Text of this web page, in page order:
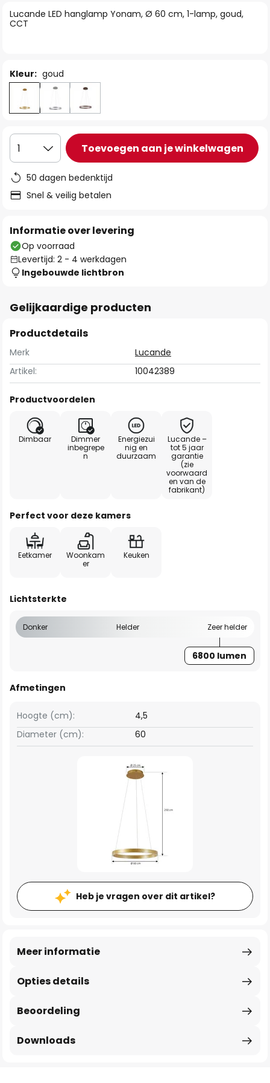
de
afbeeldingen-
Lucande LED hanglamp Yonam, Ø 60 cm, 1-lamp, goud,
CCT
Kleur: goud
1 Toevoegen aan je winkelwagen
50 dagen bedenktijd
Snel & veilig betalen
Informatie over levering
Op voorraad
Levertijd: 2 - 4 werkdagen
Ingebouwde lichtbron
Gelijkaardige producten
Productdetails
Merk
Lucande
Artikel:
10042389
Productvoordelen
Dimbaar
Dimmer
inbegrepe
n
Energiezui
nig en
duurzaam
Lucande –
tot 5 jaar
garantie
(zie
voorwaard
en van de
fabrikant)
Perfect voor deze kamers
Eetkamer
Woonkam
er
Keuken
Lichtsterkte
Donker Helder Zeer helder
6800 lumen
Afmetingen
Hoogte (cm):
4,5
Diameter (cm):
60
Heb je vragen over dit artikel?
Opties details
Meer informatie
Beoordeling
Downloads